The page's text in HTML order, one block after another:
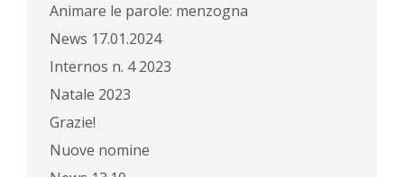
Animare le parole: menzogna
News 17.01.2024
Internos n. 4 2023
Natale 2023
Grazie!
Nuove nomine